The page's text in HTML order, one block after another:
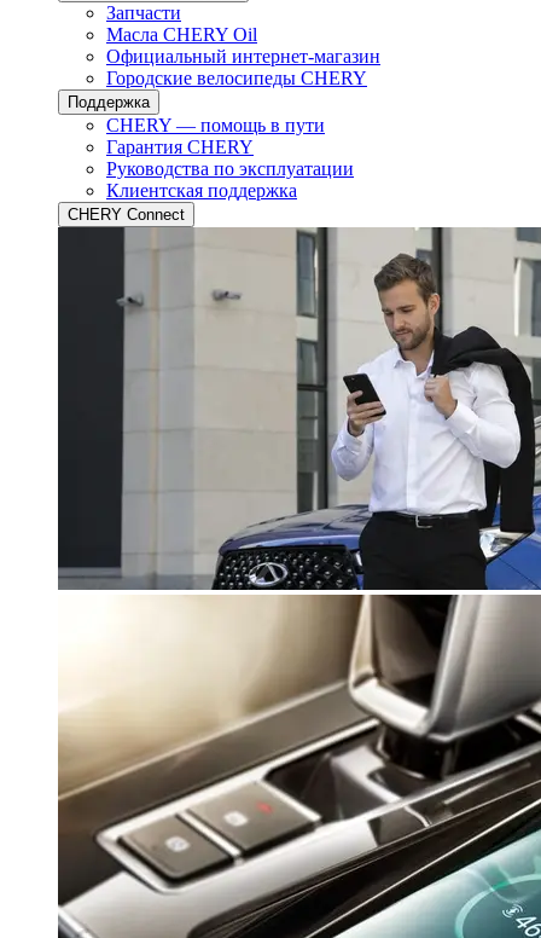
Запчасти
Масла CHERY Oil
Официальный интернет-магазин
Городские велосипеды CHERY
Поддержка
CHERY — помощь в пути
Гарантия CHERY
Руководства по эксплуатации
Клиентская поддержка
CHERY Connect